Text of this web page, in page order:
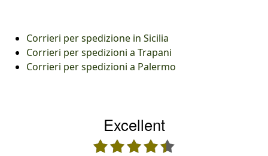
Corrieri per spedizione in Sicilia
Corrieri per spedizioni a Trapani
Corrieri per spedizioni a Palermo
Excellent